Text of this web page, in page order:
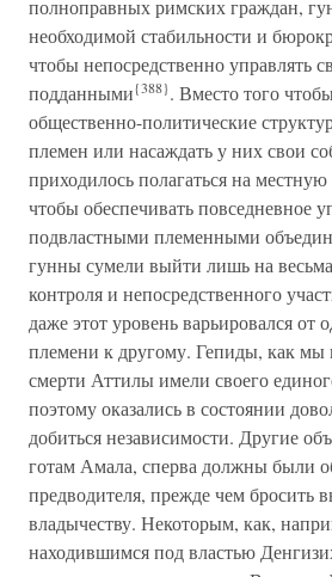
полноправных римских граждан,
необходимой стабильности и
чтобы непосредственно управлять
подданными{388}. Вместо того
общественно-политические
племен или насаждать у них свои
приходилось полагаться на
чтобы обеспечивать повседневное
подвластными племенными
гунны сумели выйти лишь на
контроля и непосредственного
даже этот уровень варьировался от
племени к другому. Гепиды, как мы
смерти Аттилы имели своего
поэтому оказались в состоянии
добиться независимости. Другие
готам Амала, сперва должны были
предводителя, прежде чем бросить
владычеству. Некоторым, как,
находившимся под властью